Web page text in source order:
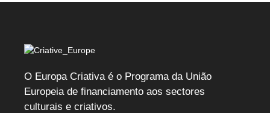
O Europa Criativa é o Programa da União
Europeia de financiamento aos sectores
culturais e criativos.